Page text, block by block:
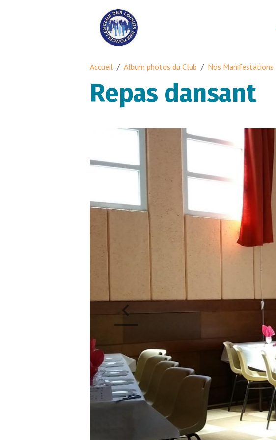
Accueil Album photos du Club Nos Manifestations
Repas dansant